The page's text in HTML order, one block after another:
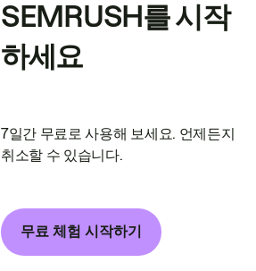
SEMRUSH를 시작
하세요
7일간 무료로 사용해 보세요. 언제든지
취소할 수 있습니다.
무료 체험 시작하기